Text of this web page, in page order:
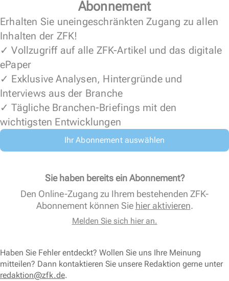
Abonnement
Erhalten Sie uneingeschränkten Zugang zu allen
Inhalten der ZFK!
✓ Vollzugriff auf alle ZFK-Artikel und das digitale
ePaper
✓ Exklusive Analysen, Hintergründe und
Interviews aus der Branche
✓ Tägliche Branchen-Briefings mit den
wichtigsten Entwicklungen
Ihr Abonnement auswählen
Sie haben bereits ein Abonnement?
Den Online-Zugang zu Ihrem bestehenden ZFK-
Abonnement können Sie hier aktivieren.
Melden Sie sich hier an.
Haben Sie Fehler entdeckt? Wollen Sie uns Ihre Meinung
mitteilen? Dann kontaktieren Sie unsere Redaktion gerne unter
redaktion@zfk.de.